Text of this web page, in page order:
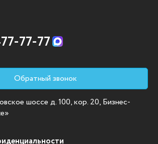
77-77
Обратный звонок
шоссе д. 100, кор. 20, Бизнес-